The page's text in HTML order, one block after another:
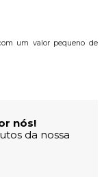
um valor pequeno de
nós!
da nossa